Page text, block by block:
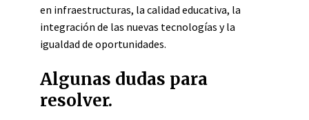
en infraestructuras, la calidad educativa, la
integración de las nuevas tecnologías y la
igualdad de oportunidades.
Algunas dudas para
resolver.